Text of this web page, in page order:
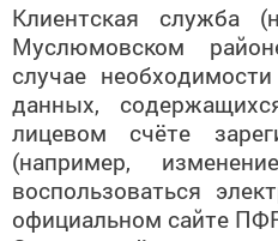
Клиентская служба
Муслюмовском
случае
данных,
лицевом счёте
(например,
воспользоваться
официальном сайте